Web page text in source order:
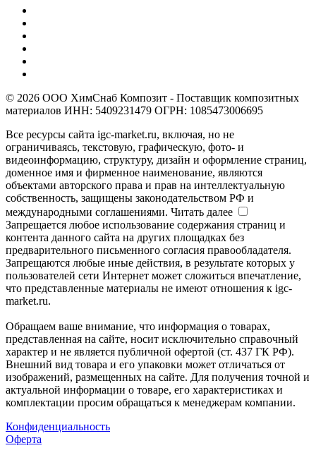
© 2026 ООО ХимСнаб Композит - Поставщик композитных
материалов ИНН: 5409231479 ОГРН: 1085473006695
Все ресурсы сайта igc-market.ru, включая, но не
ограничиваясь, текстовую, графическую, фото- и
видеоинформацию, структуру, дизайн и оформление страниц,
доменное имя и фирменное наименование, являются
объектами авторского права и прав на интеллектуальную
собственность, защищены законодательством РФ и
международными соглашениями. Читать далее
Запрещается любое использование содержания страниц и
контента данного сайта на других площадках без
предварительного письменного согласия правообладателя.
Запрещаются любые иные действия, в результате которых у
пользователей сети Интернет может сложиться впечатление,
что представленные материалы не имеют отношения к igc-
market.ru.
Обращаем ваше внимание, что информация о товарах,
представленная на сайте, носит исключительно справочный
характер и не является публичной офертой (ст. 437 ГК РФ).
Внешний вид товара и его упаковки может отличаться от
изображений, размещенных на сайте. Для получения точной и
актуальной информации о товаре, его характеристиках и
комплектации просим обращаться к менеджерам компании.
Конфиденциальность
Оферта